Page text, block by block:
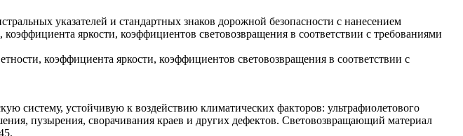
указателей и стандартных знаков дорожной безопасности с нанесением
яркости, коэффициентов световозвращения в соответствии с требованиями
коэффициента яркости, коэффициентов световозвращения в соответствии с
систему, устойчивую к воздействию климатических факторов: ультрафиолетового
пузырения, сворачивания краев и других дефектов. Световозвращающий материал